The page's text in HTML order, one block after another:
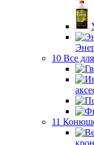
10 Все
11